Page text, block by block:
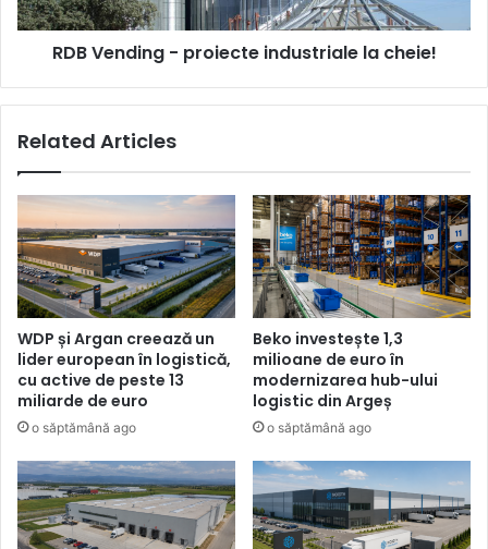
RDB Vending - proiecte industriale la cheie!
Related Articles
WDP și Argan creează un
lider european în logistică,
cu active de peste 13
miliarde de euro
o săptămână ago
Beko investește 1,3
milioane de euro în
modernizarea hub-ului
logistic din Argeș
o săptămână ago